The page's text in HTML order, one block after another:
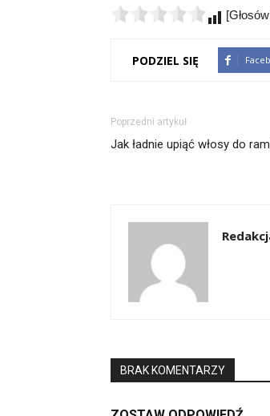
PODZIEL SIĘ
Poprzedni artykuł
Jak ładnie upiąć włosy do
BRAK KOMENTARZY